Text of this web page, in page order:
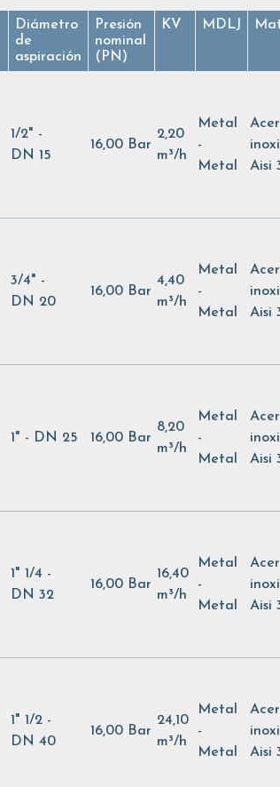
Diámetro
de
aspiración
Presión
nominal
(PN)
KV MDLJ
1/2" -
DN 15
16,00 Bar
2,20
m³/h
Metal
-
Metal
Aisi
3/4" -
DN 20
16,00 Bar
4,40
m³/h
Metal
-
Metal
Aisi
1" - DN 25 16,00 Bar
8,20
m³/h
Metal
-
Metal
Aisi
1" 1/4 -
DN 32
16,00 Bar
16,40
m³/h
Metal
-
Metal
Aisi
1" 1/2 -
DN 40
16,00 Bar
24,10
m³/h
Metal
-
Metal
Aisi